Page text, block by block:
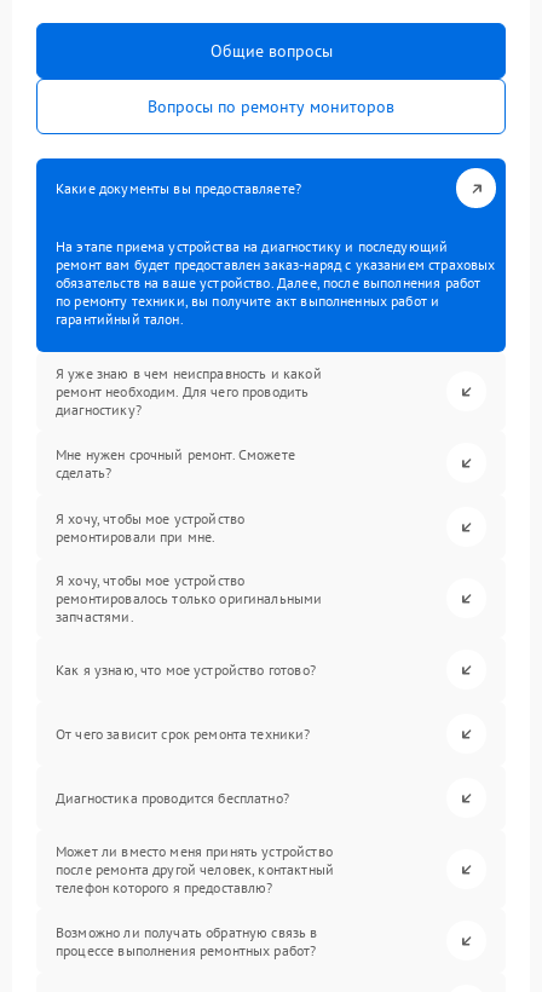
Общие вопросы
Вопросы по ремонту мониторов
Какие документы вы предоставляете?
На этапе приема устройства на диагностику и последующий
ремонт вам будет предоставлен заказ-наряд с указанием страховых
обязательств на ваше устройство. Далее, после выполнения работ
по ремонту техники, вы получите акт выполненных работ и
гарантийный талон.
Я уже знаю в чем неисправность и какой
ремонт необходим. Для чего проводить
диагностику?
Мне нужен срочный ремонт. Сможете
сделать?
Я хочу, чтобы мое устройство
ремонтировали при мне.
Я хочу, чтобы мое устройство
ремонтировалось только оригинальными
запчастями.
Как я узнаю, что мое устройство готово?
От чего зависит срок ремонта техники?
Диагностика проводится бесплатно?
Может ли вместо меня принять устройство
после ремонта другой человек, контактный
телефон которого я предоставлю?
Возможно ли получать обратную связь в
процессе выполнения ремонтных работ?